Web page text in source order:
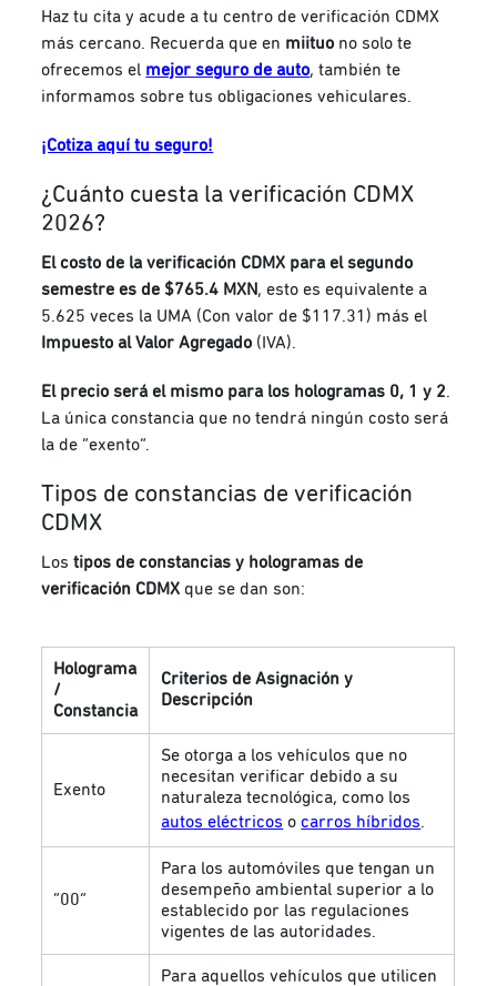
Haz tu cita y acude a tu centro de verificación CDMX
más cercano. Recuerda que en miituo no solo te
ofrecemos el mejor seguro de auto, también te
informamos sobre tus obligaciones vehiculares.
¡Cotiza aquí tu seguro!
¿Cuánto cuesta la verificación CDMX
2026?
El costo de la verificación CDMX para el segundo
semestre es de $765.4 MXN, esto es equivalente a
5.625 veces la UMA (Con valor de $117.31) más el
Impuesto al Valor Agregado (IVA).
El precio será el mismo para los hologramas 0, 1 y 2.
La única constancia que no tendrá ningún costo será
la de “exento”.
Tipos de constancias de verificación
CDMX
Lostipos de constancias y hologramas de
verificación CDMX que se dan son:
Holograma
/
Constancia
Criterios de Asignación y
Descripción
Exento
Se otorga a los vehículos que no
necesitan verificar debido a su
naturaleza tecnológica, como los
autos eléctricos ocarros híbridos.
“00”
Para los automóviles que tengan un
desempeño ambiental superior a lo
establecido por las regulaciones
vigentes de las autoridades.
Para aquellos vehículos que utilicen